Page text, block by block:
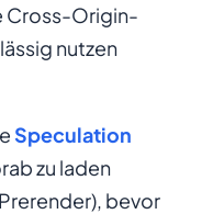
Cross-Origin-
nutzen
Speculation
zu laden
bevor